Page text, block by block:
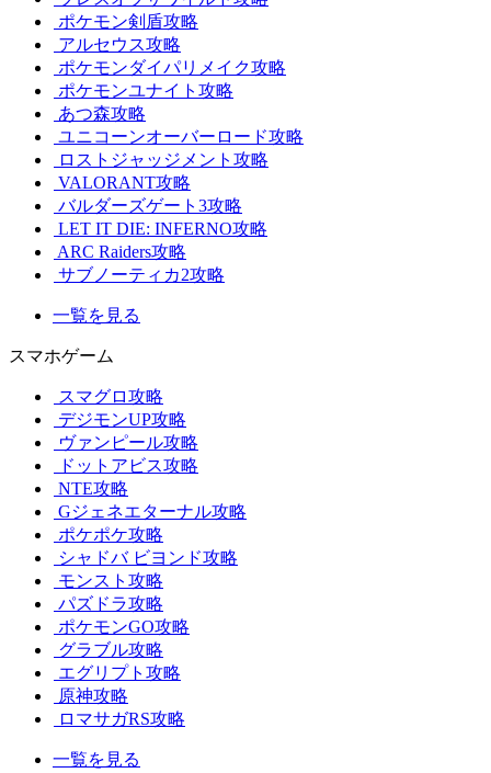
ポケモン剣盾攻略
アルセウス攻略
ポケモンダイパリメイク攻略
ポケモンユナイト攻略
あつ森攻略
ユニコーンオーバーロード攻略
ロストジャッジメント攻略
VALORANT攻略
バルダーズゲート3攻略
LET IT DIE: INFERNO攻略
ARC Raiders攻略
サブノーティカ2攻略
一覧を見る
スマホゲーム
スマグロ攻略
デジモンUP攻略
ヴァンピール攻略
ドットアビス攻略
NTE攻略
Gジェネエターナル攻略
ポケポケ攻略
シャドバ ビヨンド攻略
モンスト攻略
パズドラ攻略
ポケモンGO攻略
グラブル攻略
エグリプト攻略
原神攻略
ロマサガRS攻略
一覧を見る